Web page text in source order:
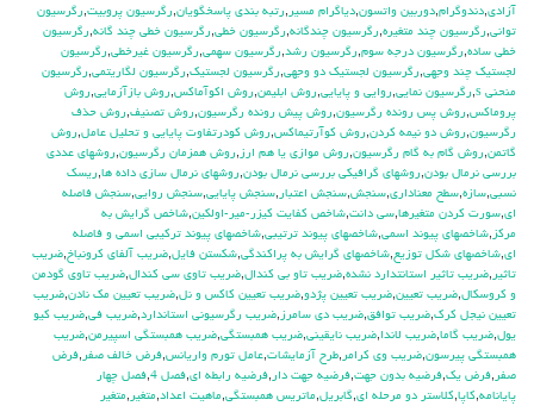
آزادي,دندوگرام,دوربين واتسون,دياگرام مسير ,رتبه بندي پاسخگويان,رگرسيون پروبيت,رگرسيون
تواني,رگرسيون چند متغيره,رگرسيون چندگانه,رگرسيون خطي,رگرسيون خطي چند گانه,رگرسيون
خطي ساده,رگرسيون درجه سوم,رگرسيون رشد,رگرسيون سهمي,رگرسيون غيرخطي,رگرسيون
لجستيك چند وجهي,رگرسيون لجستيك دو وجهي,رگرسيون لجستيک,رگرسيون لگاريتمي,رگرسيون
منحني s
,رگرسيون نمايي,روايي و پايايي,روش ابليمن,روش اكوآماكس,روش بازآزمايي,روش
پروماكس,روش پس رونده رگرسيون,روش پيش رونده رگرسيون,روش تصنيف,روش حذف
رگرسيون,روش دو نيمه كردن,روش كوآرتيماكس,روش كودرتفاوت پايايي و تحليل عامل,روش
گاتمن,روش گام به گام رگرسيون,روش موازي يا هم ارز ,روش همزمان رگرسيون,روشهاي عددي
بررسي نرمال بودن,روشهاي گرافيكي بررسي نرمال بودن,روشهاي نرمال سازي داده ها,ريسك
نسبي,سازه,سطح معناداري,سنجش,سنجش اعتبار ,سنجش پايايي,سنجش روايي,سنجش فاصله
اي,سورت كردن متغيرها,سي دانت,شاخص كفايت كيزر-مير-اولكين,شاخص گرايش به
مركز ,شاخصهاي پيوند اسمي,شاخصهاي پيوند ترتيبي,شاخصهاي پيوند تركيبي اسمي و فاصله
اي,شاخصهاي شكل توزيع,شاخصهاي گرايش به پراكندگي,شكستن فايل,ضريب آلفاي کرونباخ,ضريب
تاثير ,ضريب تاثير استانتدارد نشده,ضريب تاو بي كندال,ضريب تاوي سي كندال,ضريب تاوي گودمن
و كروسكال,ضريب تعيين,ضريب تعيين پژدو,ضريب تعيين كاكس و نل,ضريب تعيين مك نادن,ضريب
تعيين نيجل كرك,ضريب توافق,ضريب دي سامرز ,ضريب رگرسيوني استاندارد,ضريب في,ضريب كيو
يول,ضريب گاما,ضريب لاندا,ضريب نايقيني,ضريب همبستگي,ضريب همبستگي اسپيرمن,ضريب
همبستگي پيرسون,ضريب وي كرامر ,طرح آزمايشات,عامل تورم واريانس,فرض خالف صفر ,فرض
صفر ,فرض يك,فرضيه بدون جهت,فرضيه جهت دار ,فرضيه رابطه اي,فصل 4 ,فصل چهار
پايانامه,كاپا,كلاستر دو مرحله اي,گابريل,ماتريس همبستگي,ماهيت اعداد,متغير ,متغير